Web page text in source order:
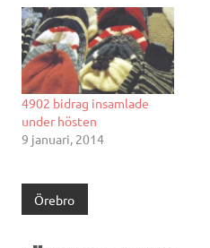
4902 bidrag insamlade
under hösten
9 januari, 2014
Örebro